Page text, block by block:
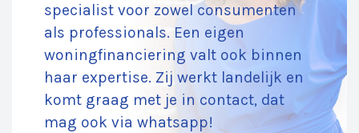
specialist voor zowel consumenten
als professionals. Een eigen
woningfinanciering valt ook binnen
haar expertise. Zij werkt landelijk en
komt graag met je in contact, dat
mag ook via whatsapp!